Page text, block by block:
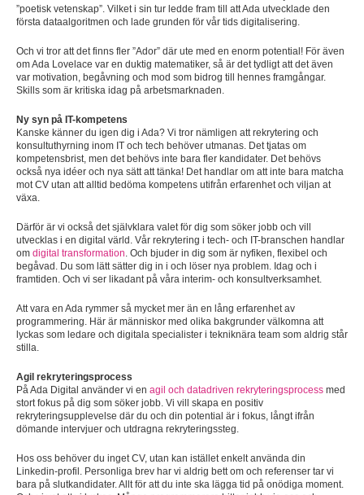
”poetisk vetenskap”. Vilket i sin tur ledde fram till att Ada utvecklade den
första dataalgoritmen och lade grunden för vår tids digitalisering.
Och vi tror att det finns fler ”Ador” där ute med en enorm potential! För även
om Ada Lovelace var en duktig matematiker, så är det tydligt att det även
var motivation, begåvning och mod som bidrog till hennes framgångar.
Skills som är kritiska idag på arbetsmarknaden.
Ny syn på IT-kompetens
Kanske känner du igen dig i Ada? Vi tror nämligen att rekrytering och
konsultuthyrning inom IT och tech behöver utmanas. Det tjatas om
kompetensbrist, men det behövs inte bara fler kandidater. Det behövs
också nya idéer och nya sätt att tänka! Det handlar om att inte bara matcha
mot CV utan att alltid bedöma kompetens utifrån erfarenhet och viljan at
växa.
Därför är vi också det självklara valet för dig som söker jobb och vill
utvecklas i en digital värld. Vår rekrytering i tech- och IT-branschen handlar
om digital transformation. Och bjuder in dig som är nyfiken, flexibel och
begåvad. Du som lätt sätter dig in i och löser nya problem. Idag och i
framtiden. Och vi ser likadant på våra interim- och konsultverksamhet.
Att vara en Ada rymmer så mycket mer än en lång erfarenhet av
programmering. Här är människor med olika bakgrunder välkomna att
lyckas som ledare och digitala specialister i tekniknära team som aldrig står
stilla.
Agil rekryteringsprocess
På Ada Digital använder vi en agil och datadriven rekryteringsprocess med
stort fokus på dig som söker jobb. Vi vill skapa en positiv
rekryteringsupplevelse där du och din potential är i fokus, långt ifrån
dömande intervjuer och utdragna rekryteringssteg.
Hos oss behöver du inget CV, utan kan istället enkelt använda din
Linkedin-profil. Personliga brev har vi aldrig bett om och referenser tar vi
bara på slutkandidater. Allt för att du inte ska lägga tid på onödiga moment.